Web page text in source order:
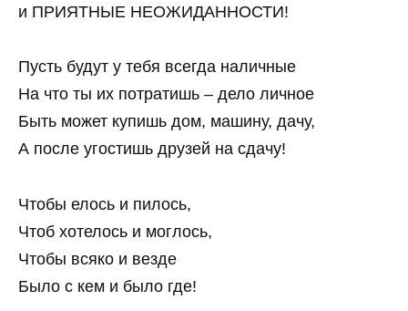
и ПРИЯТНЫЕ НЕОЖИДАННОСТИ!
Пусть будут у тебя всегда наличные
На что ты их потратишь – дело личное
Быть может купишь дом, машину, дачу,
А после угостишь друзей на сдачу!
Чтобы елось и пилось,
Чтоб хотелось и моглось,
Чтобы всяко и везде
Было с кем и было где!